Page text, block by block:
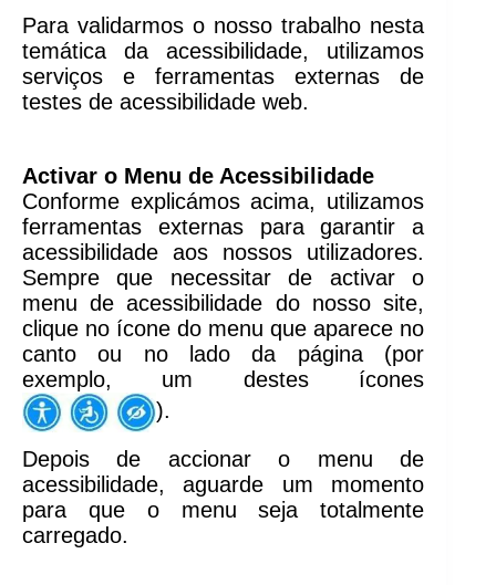
Para validarmos o nosso trabalho nesta
temática da acessibilidade, utilizamos
serviços e ferramentas externas de
testes de acessibilidade web.
Activar o Menu de Acessibilidade
Conforme explicámos acima, utilizamos
ferramentas externas para garantir a
acessibilidade aos nossos utilizadores.
Sempre que necessitar de activar o
menu de acessibilidade do nosso site,
clique no ícone do menu que aparece no
canto ou no lado da página (por
exemplo, um destes ícones
).
Depois de accionar o menu de
acessibilidade, aguarde um momento
para que o menu seja totalmente
carregado.